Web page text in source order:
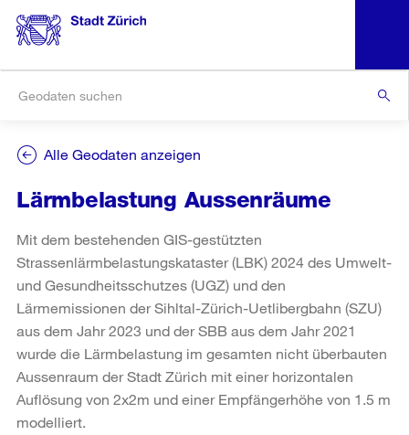
Alle Geodaten anzeigen
Lärmbelastung Aussenräume
Mit dem bestehenden GIS-gestützten
Strassenlärmbelastungskataster (LBK) 2024 des Umwelt-
und Gesundheitsschutzes (UGZ) und den
Lärmemissionen der Sihltal-Zürich-Uetlibergbahn (SZU)
aus dem Jahr 2023 und der SBB aus dem Jahr 2021
wurde die Lärmbelastung im gesamten nicht überbauten
Aussenraum der Stadt Zürich mit einer horizontalen
Auflösung von 2x2m und einer Empfängerhöhe von 1.5 m
modelliert.